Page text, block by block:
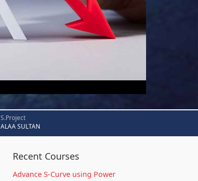
S.Project
ALAA SULTAN
Recent Courses
Advance S-Curve using Power